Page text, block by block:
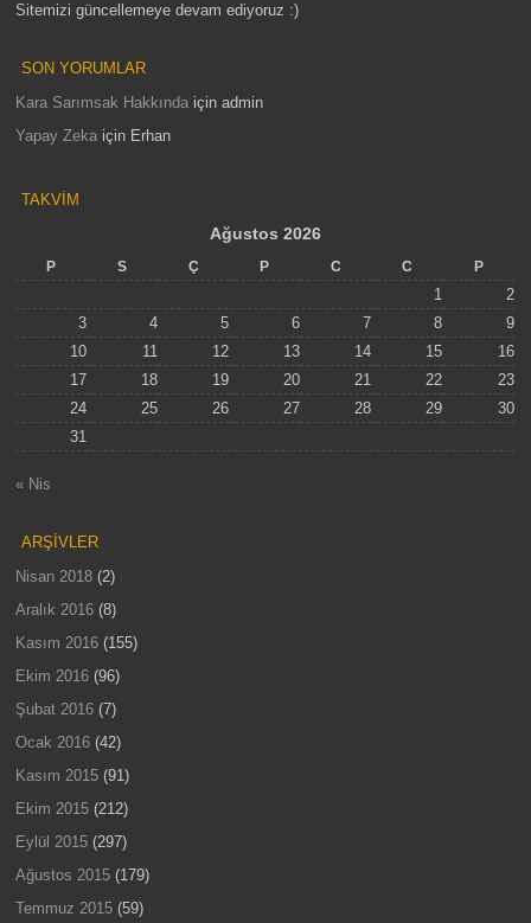
Sitemizi güncellemeye devam ediyoruz :)
SON YORUMLAR
Kara Sarımsak Hakkında içinadmin
Yapay Zeka için Erhan
TAKVIM
Ağustos 2026
P S Ç P C C P
1
2
3
4 5 6 7 8
9
10
11 12 13 14 15
16
17
18 19 20 21 22
23
24
25 26 27 28 29
30
31
« Nis
ARŞIVLER
Nisan 2018 (2)
Aralık 2016 (8)
Kasım 2016 (155)
Ekim 2016 (96)
Şubat 2016 (7)
Ocak 2016 (42)
Kasım 2015 (91)
Ekim 2015 (212)
Eylül 2015 (297)
Ağustos 2015 (179)
Temmuz 2015 (59)